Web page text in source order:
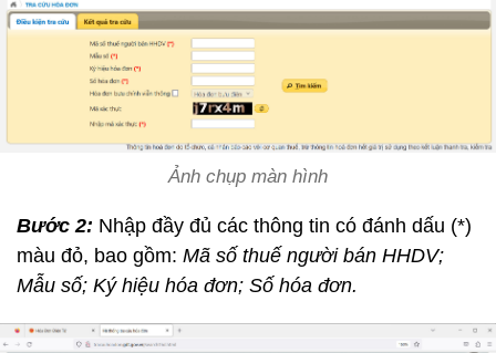
Ảnh chụp màn hình
Bước 2: Nhập đầy đủ các thông tin có đánh dấu (*)
màu đỏ, bao gồm: Mã số thuế người bán HHDV;
Mẫu số; Ký hiệu hóa đơn; Số hóa đơn.